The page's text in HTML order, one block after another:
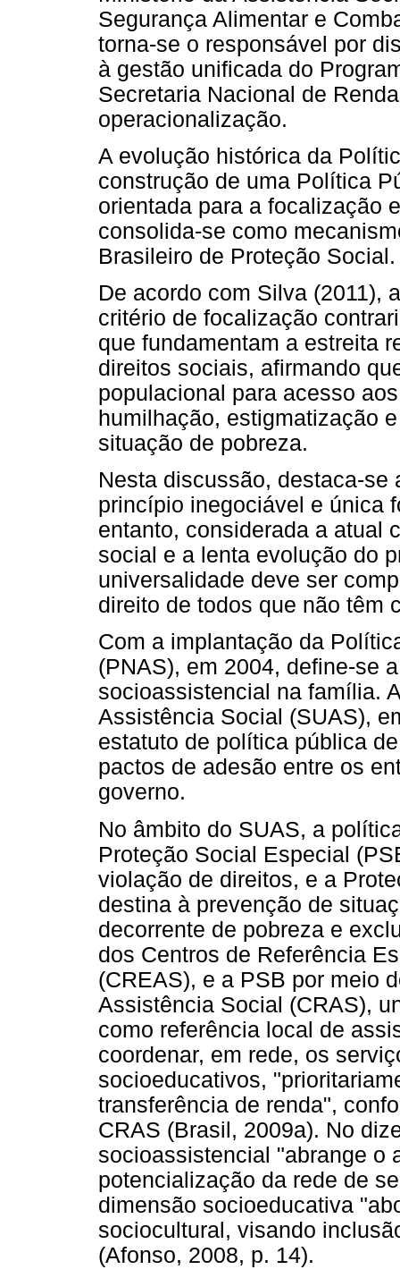
Segurança Alimentar e
torna-se o responsável por
à gestão unificada do
Secretaria Nacional de
operacionalização.
A evolução histórica da
construção de uma Política
orientada para a focalização
consolida-se como
Brasileiro de Proteção Social.
De acordo com Silva (2011),
critério de focalização
que fundamentam a estreita
direitos sociais, afirmando
populacional para acesso
humilhação, estigmatização
situação de pobreza.
Nesta discussão, destaca-
princípio inegociável e única
entanto, considerada a atual
social e a lenta evolução do
universalidade deve ser
direito de todos que não têm
Com a implantação da
(PNAS), em 2004, define-se
socioassistencial na família.
Assistência Social (SUAS),
estatuto de política pública
pactos de adesão entre os
governo.
No âmbito do SUAS, a
Proteção Social Especial
violação de direitos, e a
destina à prevenção de
decorrente de pobreza e
dos Centros de Referência
(CREAS), e a PSB por meio
Assistência Social (CRAS),
como referência local de
coordenar, em rede, os
socioeducativos,
transferência de renda",
CRAS (Brasil, 2009a). No
socioassistencial "abrange o
potencialização da rede de
dimensão socioeducativa
sociocultural, visando
(Afonso, 2008, p. 14).